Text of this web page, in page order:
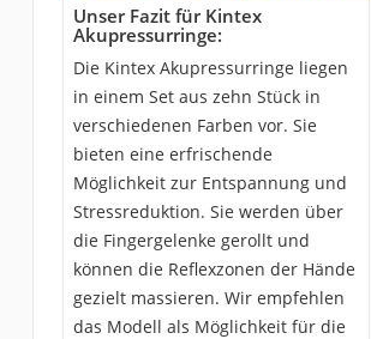
Unser Fazit für Kintex
Akupressurringe:
Die Kintex Akupressurringe liegen
in einem Set aus zehn Stück in
verschiedenen Farben vor. Sie
bieten eine erfrischende
Möglichkeit zur Entspannung und
Stressreduktion. Sie werden über
die Fingergelenke gerollt und
können die Reflexzonen der Hände
gezielt massieren. Wir empfehlen
das Modell als Möglichkeit für die